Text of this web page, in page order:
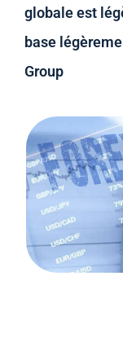
globale est
base
Group